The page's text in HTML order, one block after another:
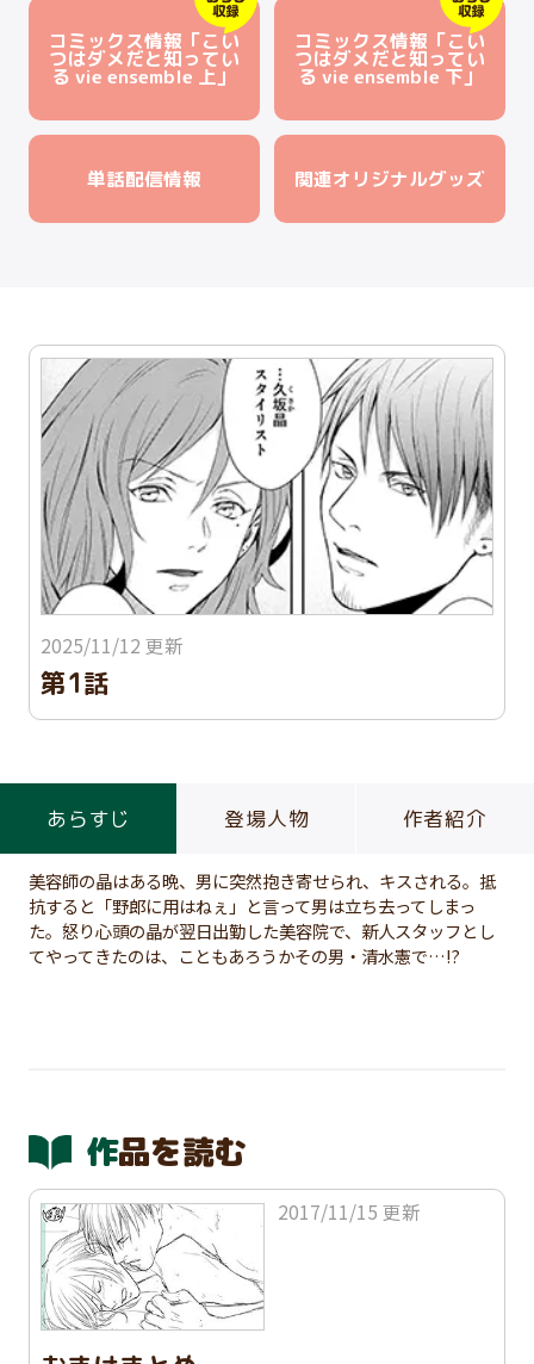
コミックス情報「こい
つはダメだと知ってい
る vie ensemble 上」
コミックス情報「こい
つはダメだと知ってい
る vie ensemble 下」
単話配信情報 関連オリジナルグッズ
2025/11/12 更新
第1話
あらすじ 登場人物 作者紹介
美容師の晶はある晩、男に突然抱き寄せられ、キスされる。抵
抗すると「野郎に用はねぇ」と言って男は立ち去ってしまっ
た。怒り心頭の晶が翌日出勤した美容院で、新人スタッフとし
てやってきたのは、こともあろうかその男・清水憲で…!?
作品を読む
2017/11/15 更新